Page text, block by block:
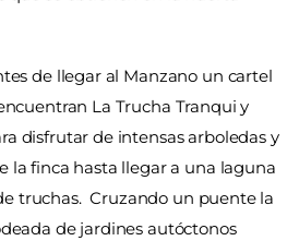
de llegar al Manzano un cartel
La Trucha Tranqui y
disfrutar de intensas arboledas y
la finca hasta llegar a una laguna
truchas. Cruzando un puente la
de jardines autóctonos